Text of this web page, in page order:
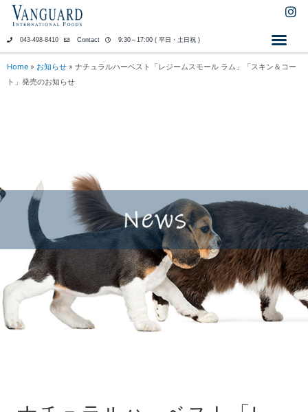
ス
キ
I
043-498-8410 Contact 9:30～17:00 ( 平日・土日祝 )
Home » お知らせ » ナチュラルハーベスト「レジームスモール ラム」「スキン＆コー
ト」発売のお知らせ